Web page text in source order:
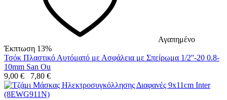
Αγαπημένο
Έκπτωση 13%
Τσόκ Πλαστικό Αυτόματό με Ασφάλεια με Σπείρωμα 1/2''-20 0.8-
10mm San Ou
9,00 € 7,80 €